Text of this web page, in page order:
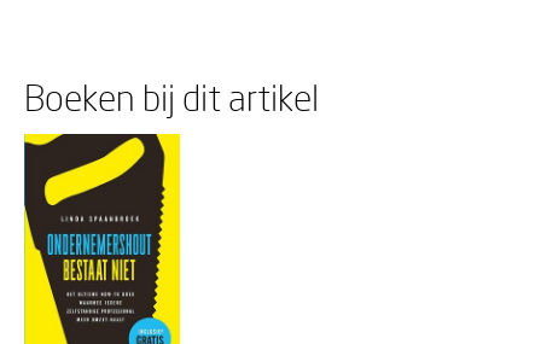
Boeken bij dit artikel